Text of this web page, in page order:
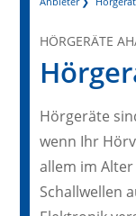
HÖRGERÄTE
Hörgeräte
wenn Ihr
allem im
Schallwellen